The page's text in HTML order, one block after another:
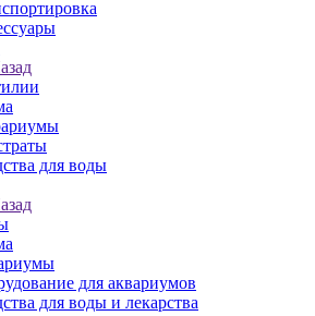
для воды
для аквариумов
для воды и лекарства